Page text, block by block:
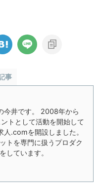
事
今井です。 2008年から
トとして活動を開始して
.comを開設しました。
トを専門に扱うプロダク
しています。